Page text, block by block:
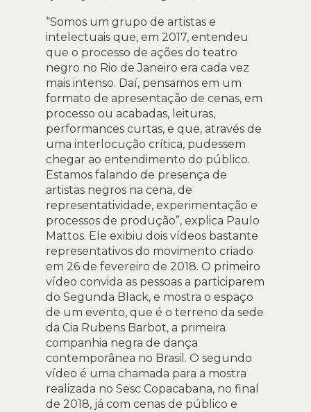
“Somos um grupo de artistas e
intelectuais que, em 2017, entendeu
que o processo de ações do teatro
negro no Rio de Janeiro era cada vez
mais intenso. Daí, pensamos em um
formato de apresentação de cenas, em
processo ou acabadas, leituras,
performances curtas, e que, através de
uma interlocução crítica, pudessem
chegar ao entendimento do público.
Estamos falando de presença de
artistas negros na cena, de
representatividade, experimentação e
processos de produção”, explica Paulo
Mattos. Ele exibiu dois vídeos bastante
representativos do movimento criado
em 26 de fevereiro de 2018. O primeiro
vídeo convida as pessoas a participarem
do Segunda Black, e mostra o espaço
de um evento, que é o terreno da sede
da Cia Rubens Barbot, a primeira
companhia negra de dança
contemporânea no Brasil. O segundo
vídeo é uma chamada para a mostra
realizada no Sesc Copacabana, no final
de 2018, já com cenas de público e